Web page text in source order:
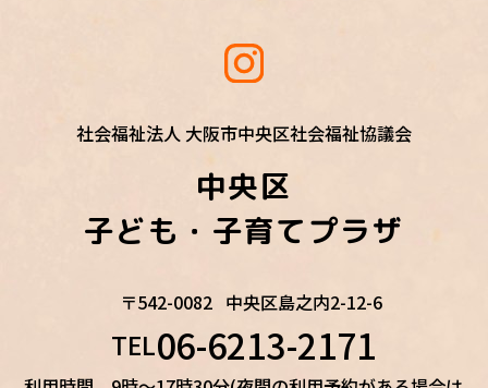
社会福祉法人 大阪市中央区社会福祉協議会
中央区
子ども・子育てプラザ
〒542-0082 中央区島之内2-12-6
TEL06-6213-2171